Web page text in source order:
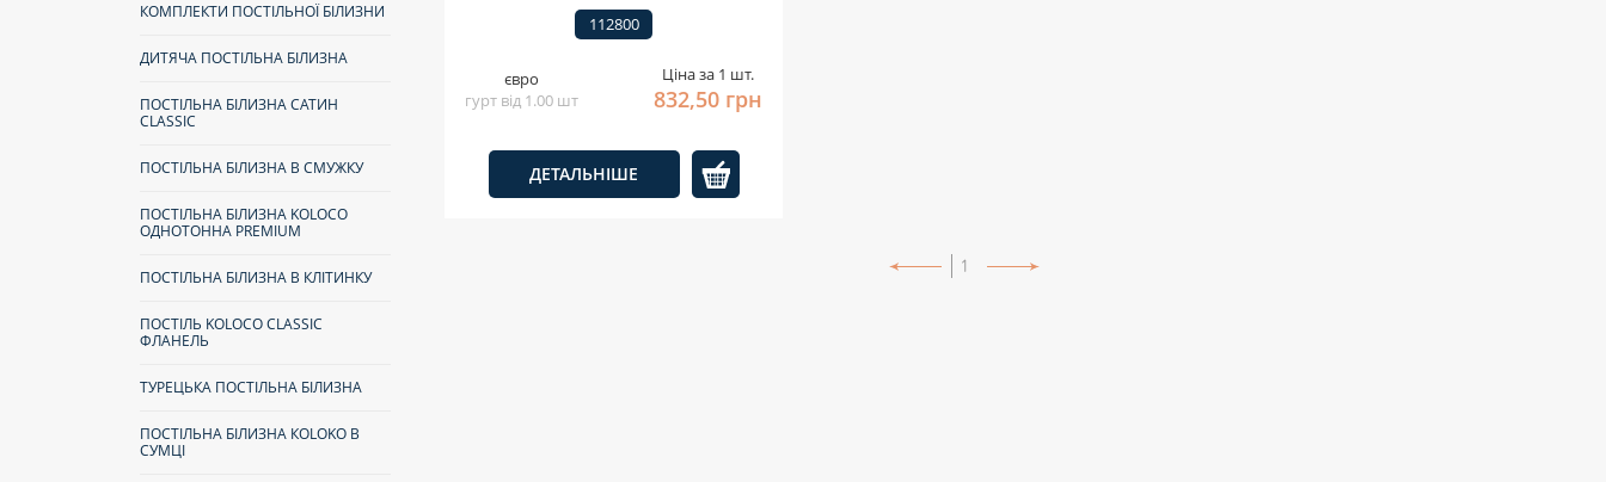
КОМПЛЕКТИ ПОСТІЛЬНОЇ БІЛИЗНИ
ДИТЯЧА ПОСТІЛЬНА БІЛИЗНА
ПОСТІЛЬНА БІЛИЗНА САТИН
CLASSIC
ПОСТІЛЬНА БІЛИЗНА В СМУЖКУ
ПОСТІЛЬНА БІЛИЗНА KOLOCO
ОДНОТОННА PREMIUM
ПОСТІЛЬНА БІЛИЗНА В КЛІТИНКУ
ПОСТІЛЬ KOLOCO CLASSIC
ФЛАНЕЛЬ
ТУРЕЦЬКА ПОСТІЛЬНА БІЛИЗНА
ПОСТІЛЬНА БІЛИЗНА КOLOKO В
СУМЦІ
112800
євро
гурт від 1.00 шт
Ціна за 1 шт.
832,50 грн
ДЕТАЛЬНІШЕ
1